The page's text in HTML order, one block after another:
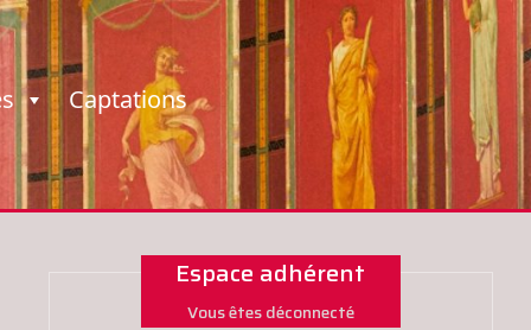
Captations
Espace adhérent
Vous êtes déconnecté